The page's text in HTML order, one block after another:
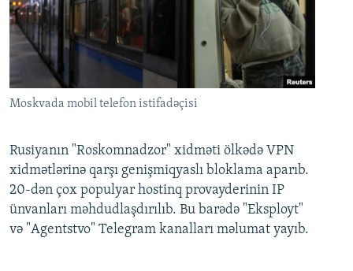
Moskvada mobil telefon istifadəçisi
Rusiyanın "Roskomnadzor" xidməti ölkədə VPN
xidmətlərinə qarşı genişmiqyaslı bloklama aparıb.
20-dən çox populyar hostinq provayderinin IP
ünvanları məhdudlaşdırılıb. Bu barədə "Eksployt"
və "Agentstvo" Telegram kanalları məlumat yayıb.